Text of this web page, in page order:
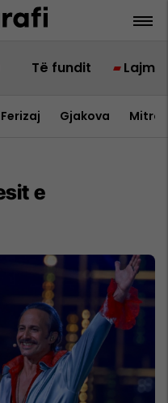
Të fundit Lajme
Ferizaj Gjakova
e